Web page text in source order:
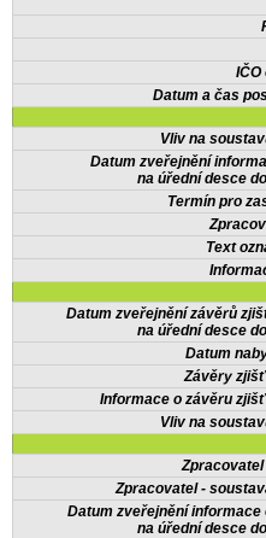
IČO
Datum a čas
Vliv na
Datum zveřejnění
na úřední desce
Termín pro
Text
Datum zveřejnění závěrů
na úřední desce
Datum
Závěry
Informace o závěru
Vliv na
Zpracovatel -
Datum zveřejnění informace
na úřední desce